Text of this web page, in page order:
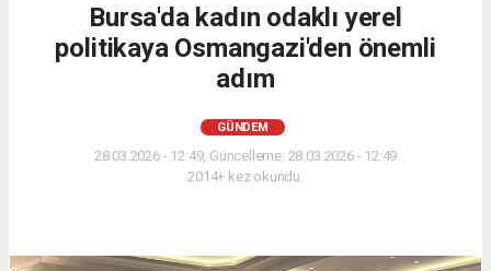
Bursa'da kadın odaklı yerel
politikaya Osmangazi'den önemli
adım
GÜNDEM
28.03.2026 - 12:49, Güncelleme: 28.03.2026 - 12:49
2014+ kez okundu.